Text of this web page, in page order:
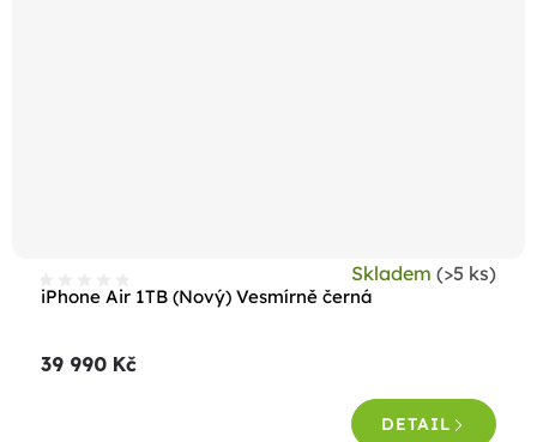
iPhone Air 1TB (Nový) Vesmírně černá
Skladem (>5 ks)
39 990 Kč
DETAIL